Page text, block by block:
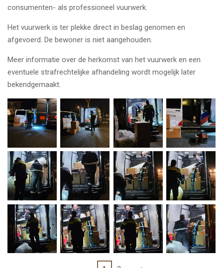
consumenten- als professioneel vuurwerk.
Het vuurwerk is ter plekke direct in beslag genomen en
afgevoerd. De bewoner is niet aangehouden.
Meer informatie over de herkomst van het vuurwerk en een
eventuele strafrechtelijke afhandeling wordt mogelijk later
bekendgemaakt.